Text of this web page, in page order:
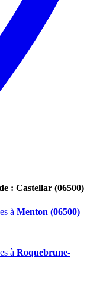
: Castellar (06500)
à Menton (06500)
à Roquebrune-